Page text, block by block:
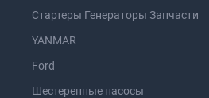
Стартеры Генераторы Запчасти
YANMAR
Ford
Шестеренные насосы